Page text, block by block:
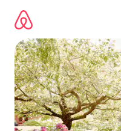
contenido